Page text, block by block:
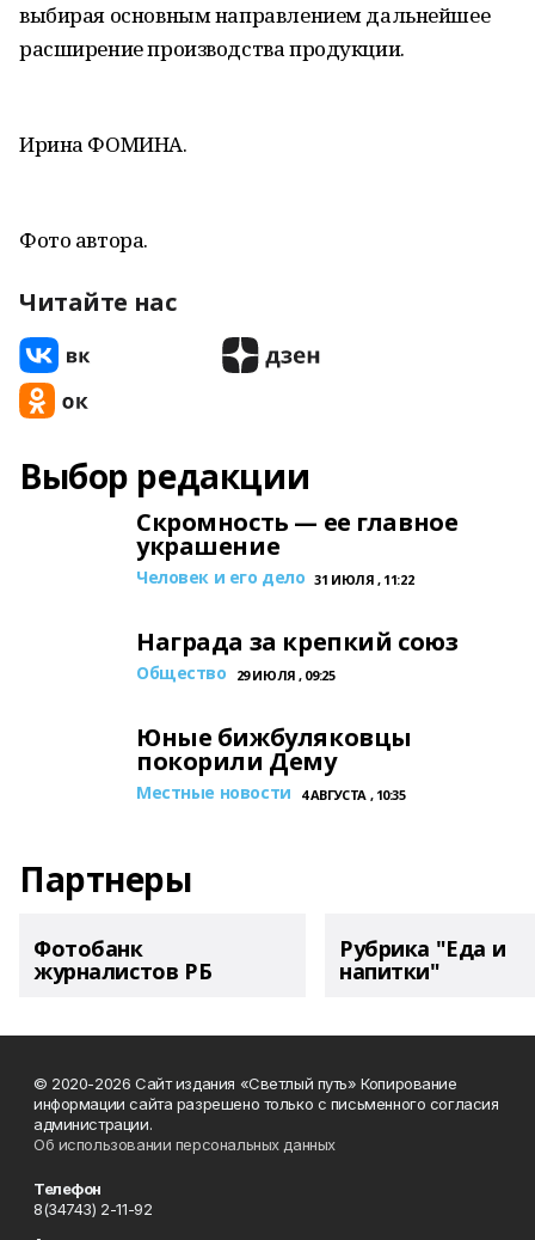
выбирая основным направлением дальнейшее
расширение производства продукции.
Ирина ФОМИНА.
Фото автора.
Читайте нас
Выбор редакции
Скромность — ее главное
украшение
Человек и его дело 31 ИЮЛЯ , 11:22
Награда за крепкий союз
Общество 29 ИЮЛЯ , 09:25
Юные бижбуляковцы
покорили Дему
Местные новости 4 АВГУСТА , 10:35
Партнеры
Фотобанк
журналистов РБ
Рубрика "Еда и
напитки"
© 2020-2026 Сайт издания «Светлый путь» Копирование
информации сайта разрешено только с письменного согласия
администрации.
Об использовании персональных данных
Телефон
8(34743) 2-11-92